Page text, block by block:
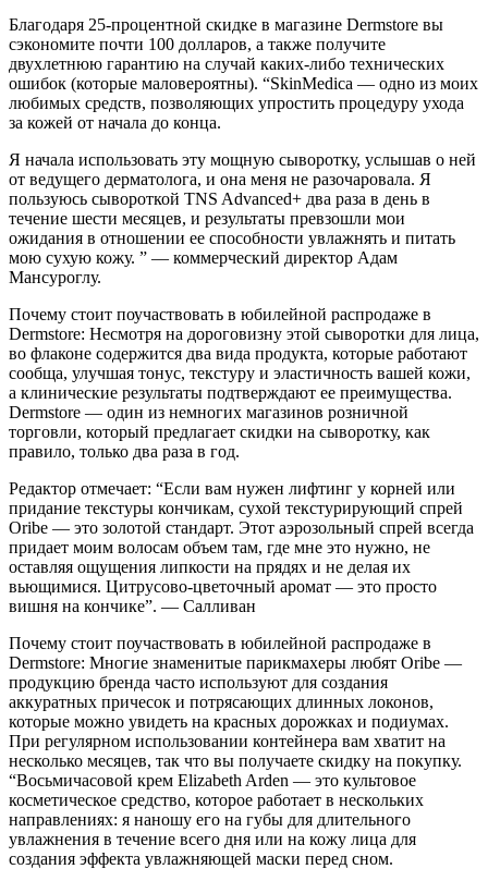
Благодаря 25-процентной скидке в магазине Dermstore вы
сэкономите почти 100 долларов, а также получите
двухлетнюю гарантию на случай каких-либо технических
ошибок (которые маловероятны). “SkinMedica — одно из моих
любимых средств, позволяющих упростить процедуру ухода
за кожей от начала до конца.
Я начала использовать эту мощную сыворотку, услышав о ней
от ведущего дерматолога, и она меня не разочаровала. Я
пользуюсь сывороткой TNS Advanced+ два раза в день в
течение шести месяцев, и результаты превзошли мои
ожидания в отношении ее способности увлажнять и питать
мою сухую кожу. ” — коммерческий директор Адам
Мансуроглу.
Почему стоит поучаствовать в юбилейной распродаже в
Dermstore: Несмотря на дороговизну этой сыворотки для лица,
во флаконе содержится два вида продукта, которые работают
сообща, улучшая тонус, текстуру и эластичность вашей кожи,
а клинические результаты подтверждают ее преимущества.
Dermstore — один из немногих магазинов розничной
торговли, который предлагает скидки на сыворотку, как
правило, только два раза в год.
Редактор отмечает: “Если вам нужен лифтинг у корней или
придание текстуры кончикам, сухой текстурирующий спрей
Oribe — это золотой стандарт. Этот аэрозольный спрей всегда
придает моим волосам объем там, где мне это нужно, не
оставляя ощущения липкости на прядях и не делая их
вьющимися. Цитрусово-цветочный аромат — это просто
вишня на кончике”. — Салливан
Почему стоит поучаствовать в юбилейной распродаже в
Dermstore: Многие знаменитые парикмахеры любят Oribe —
продукцию бренда часто используют для создания
аккуратных причесок и потрясающих длинных локонов,
которые можно увидеть на красных дорожках и подиумах.
При регулярном использовании контейнера вам хватит на
несколько месяцев, так что вы получаете скидку на покупку.
“Восьмичасовой крем Elizabeth Arden — это культовое
косметическое средство, которое работает в нескольких
направлениях: я наношу его на губы для длительного
увлажнения в течение всего дня или на кожу лица для
создания эффекта увлажняющей маски перед сном.